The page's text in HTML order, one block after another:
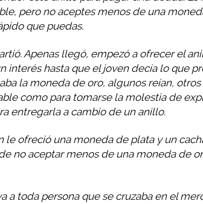
pero no aceptes menos de una
que puedas.
Apenas llegó, empezó a ofrecer el
interés hasta que el joven decía lo que
la moneda de oro, algunos reían,
como para tomarse la molestia de
entregarla a cambio de un anillo.
le ofreció una moneda de plata y un
no aceptar menos de una moneda de
a toda persona que se cruzaba en el